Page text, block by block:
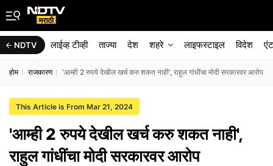
NDTV लाईव्ह टीव्ही ताज्या देश शहरे लाइफस्टाइल विदेश
होम राजकारण 'आम्ही 2 रुपये देखील खर्च करु शकत नाही', राहुल गांधींचा मोदी सरकारवर आरोप
This Article is From Mar 21, 2024
'आम्ही 2 रुपये देखील खर्च करु शकत नाही',
राहुल गांधींचा मोदी सरकारवर आरोप